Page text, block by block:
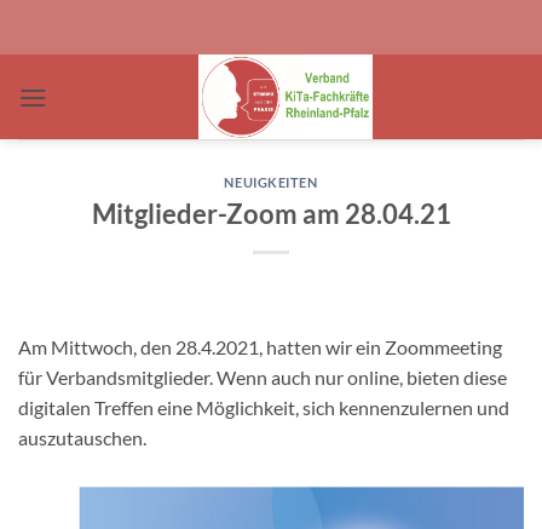
NEUIGKEITEN
Mitglieder-Zoom am 28.04.21
Am Mittwoch, den 28.4.2021, hatten wir ein Zoommeeting
für Verbandsmitglieder. Wenn auch nur online, bieten diese
digitalen Treffen eine Möglichkeit, sich kennenzulernen und
auszutauschen.